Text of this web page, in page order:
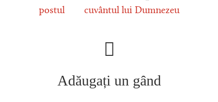
postul cuvântul lui Dumnezeu
Adăugați un gând